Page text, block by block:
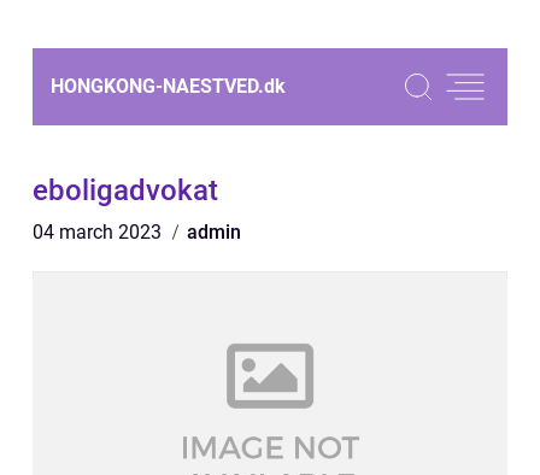
HONGKONG-NAESTVED.dk
eboligadvokat
04 march 2023 admin